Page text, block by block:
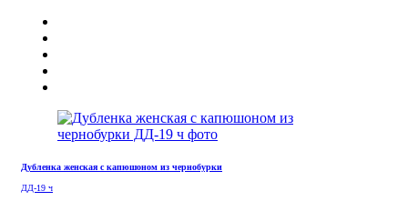
Дубленка женская с капюшоном из чернобурки
ДД-19 ч